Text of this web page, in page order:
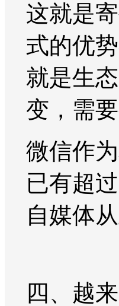
这就是
式的优
就是生
变，需
微信作
已有超
自媒体
四、越